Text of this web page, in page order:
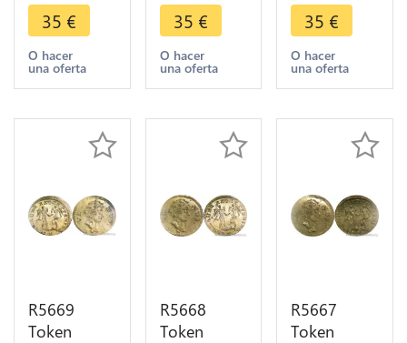
Rechenpfennig
Venus
Nuremberg
Johann
UNC -
35 €
O hacer
una oferta
Rechenpfennig
Venus
Nuremberg
Johann
UNC -
35 €
O hacer
una oferta
Rechenpfennig
Venus
Nuremberg
Johann
UNC -
35 €
O hacer
una oferta
R5669
Token
R5668
Token
R5667
Token